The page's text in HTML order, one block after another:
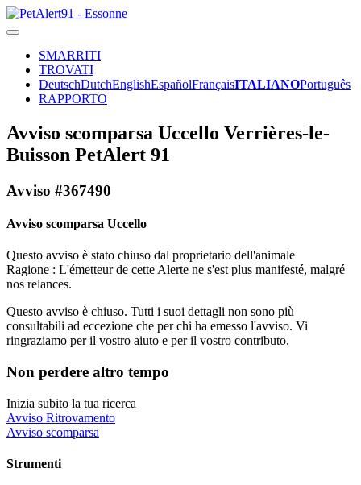
SMARRITI
TROVATI
DeutschDutchEnglishEspañolFrançaisITALIANOPortuguês
RAPPORTO
Avviso scomparsa Uccello Verrières-le-
Buisson PetAlert 91
Avviso #367490
Avviso scomparsa Uccello
Questo avviso è stato chiuso dal proprietario dell'animale
Ragione : L'émetteur de cette Alerte ne s'est plus manifesté, malgré
nos relances.
Questo avviso è chiuso. Tutti i suoi dettagli non sono più
consultabili ad eccezione che per chi ha emesso l'avviso. Vi
ringraziamo per il vostro aiuto e per il vostro contributo.
Non perdere altro tempo
Inizia subito la tua ricerca
Avviso Ritrovamento
Avviso scomparsa
Strumenti